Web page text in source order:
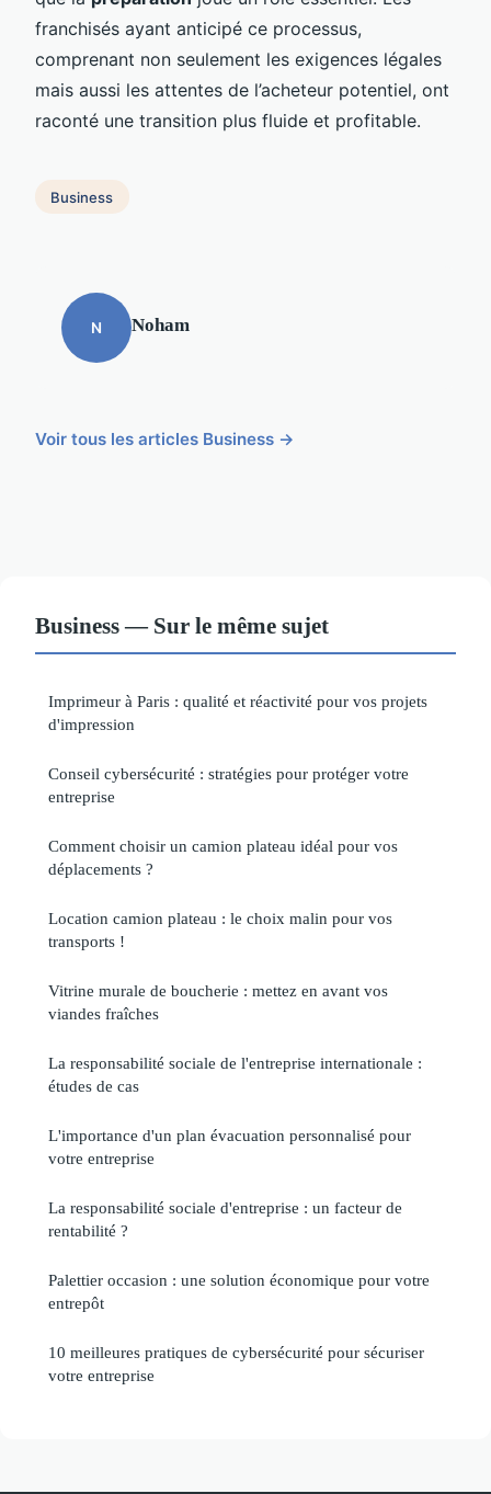
franchisés ayant anticipé ce processus,
comprenant non seulement les exigences légales
mais aussi les attentes de l’acheteur potentiel, ont
raconté une transition plus fluide et profitable.
Business
N Noham
Voir tous les articles Business →
Business — Sur le même sujet
Imprimeur à Paris : qualité et réactivité pour vos projets
d'impression
Conseil cybersécurité : stratégies pour protéger votre
entreprise
Comment choisir un camion plateau idéal pour vos
déplacements ?
Location camion plateau : le choix malin pour vos
transports !
Vitrine murale de boucherie : mettez en avant vos
viandes fraîches
La responsabilité sociale de l'entreprise internationale :
études de cas
L'importance d'un plan évacuation personnalisé pour
votre entreprise
La responsabilité sociale d'entreprise : un facteur de
rentabilité ?
Palettier occasion : une solution économique pour votre
entrepôt
10 meilleures pratiques de cybersécurité pour sécuriser
votre entreprise